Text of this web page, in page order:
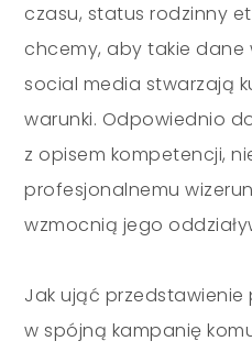
czasu, status rodzinny
chcemy, aby takie dane
social media stwarzają
warunki. Odpowiednio
z opisem kompetencji,
profesjonalnemu
wzmocnią jego
Jak ująć
w spójną kampanię